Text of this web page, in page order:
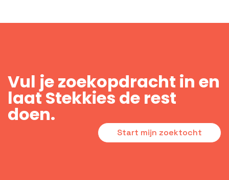
Vul je zoekopdracht in en
laat Stekkies de rest
doen.
Start mijn zoektocht